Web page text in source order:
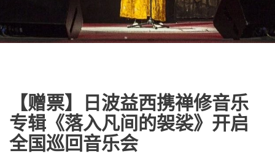
【赠票】日波益西携禅修音乐
专辑《落入凡间的袈裟》开启
全国巡回音乐会